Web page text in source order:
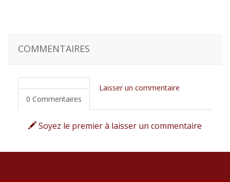
COMMENTAIRES
0 Commentaires
Laisser un commentaire
Soyez le premier à laisser un commentaire